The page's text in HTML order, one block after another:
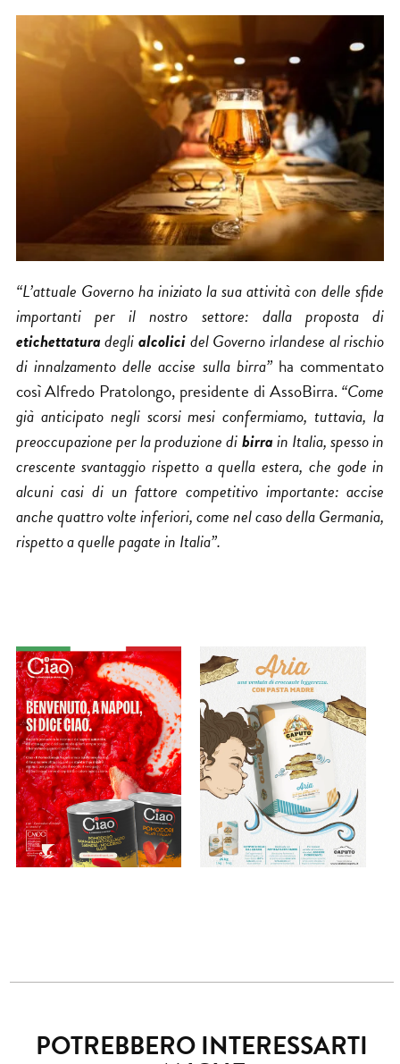
“L’attuale Governo ha iniziato la sua attività con delle sfide
importanti per il nostro settore: dalla proposta di
etichettaturadeglialcolicidel Governo irlandese al rischio
di innalzamento delle accise sulla birra”ha commentato
così Alfredo Pratolongo, presidente di AssoBirra. “Come
già anticipato negli scorsi mesi confermiamo, tuttavia, la
preoccupazione per la produzione dibirrain Italia, spesso in
crescente svantaggio rispetto a quella estera, che gode in
alcuni casi di un fattore competitivo importante: accise
anche quattro volte inferiori, come nel caso della Germania,
rispetto a quelle pagate in Italia”.
POTREBBERO INTERESSARTI